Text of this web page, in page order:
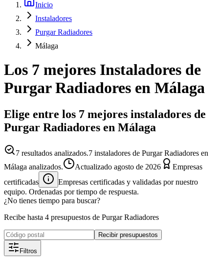
Inicio
Instaladores
Purgar Radiadores
Málaga
Los 7 mejores Instaladores de
Purgar Radiadores en Málaga
Elige entre los 7 mejores instaladores de
Purgar Radiadores en Málaga
7 resultados analizados.7 instaladores de Purgar Radiadores en
Málaga analizados.
Actualizado agosto de 2026
Empresas
certificadas
Empresas certificadas y validadas por nuestro
equipo. Ordenadas por tiempo de respuesta.
¿No tienes tiempo para buscar?
Recibe hasta 4 presupuestos de Purgar Radiadores
Recibir presupuestos
Filtros